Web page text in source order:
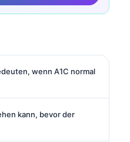
wenn A1C normal
kann, bevor der